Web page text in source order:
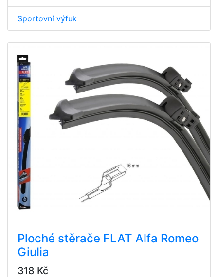
Sportovní výfuk
Ploché stěrače FLAT Alfa Romeo
Giulia
318 Kč